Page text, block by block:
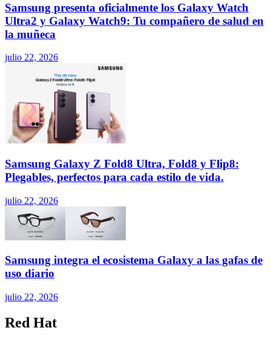
Samsung presenta oficialmente los Galaxy Watch
Ultra2 y Galaxy Watch9: Tu compañero de salud en
la muñeca
julio 22, 2026
Samsung Galaxy Z Fold8 Ultra, Fold8 y Flip8:
Plegables, perfectos para cada estilo de vida.
julio 22, 2026
Samsung integra el ecosistema Galaxy a las gafas de
uso diario
julio 22, 2026
Red Hat